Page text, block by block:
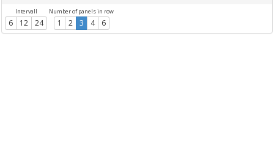
Intervall
6 12 24
Number of panels in row
1 2 3 4 6